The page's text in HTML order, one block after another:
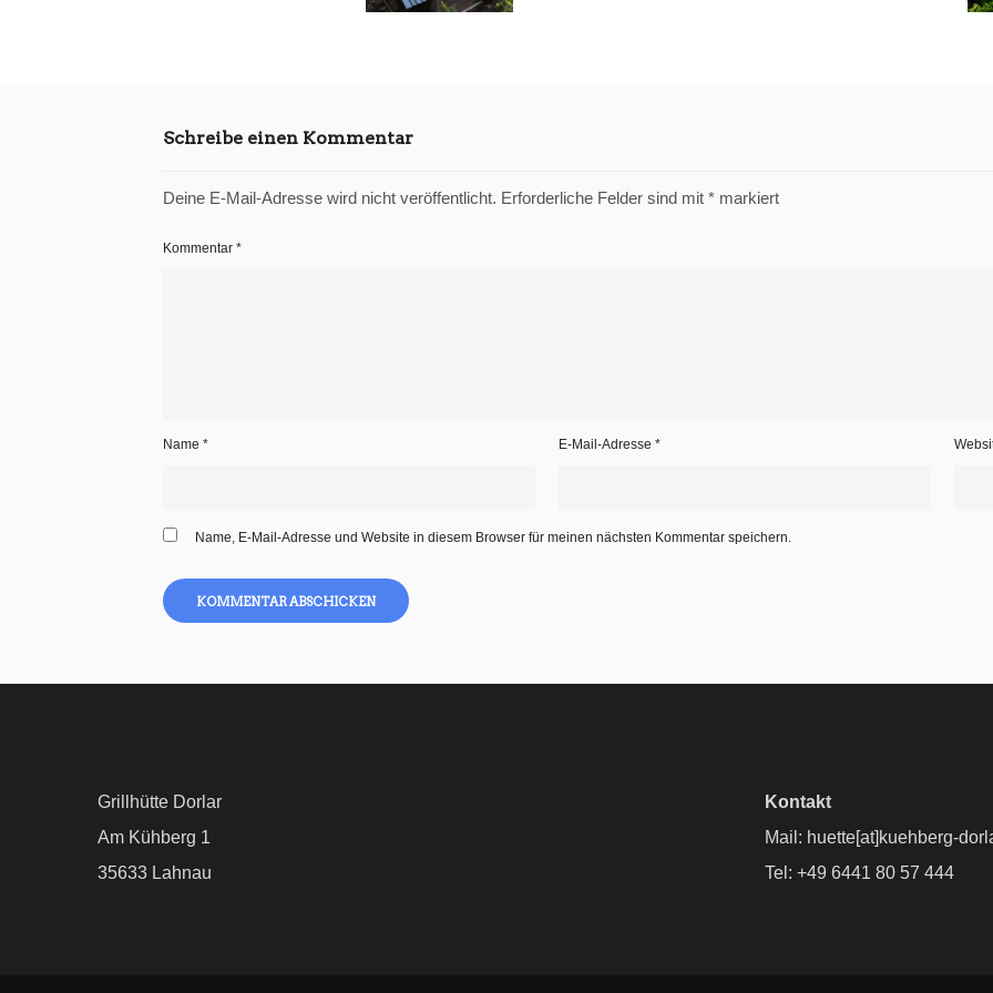
Schreibe einen Kommentar
Deine E-Mail-Adresse wird nicht veröffentlicht. Erforderliche Felder sind mit * markiert
Kommentar *
Name * E-Mail-Adresse *
Name, E-Mail-Adresse und Website in diesem Browser für meinen nächsten Kommentar speichern.
Grillhütte Dorlar
Am Kühberg 1
35633 Lahnau
Kontakt
Mail: huette[at]kuehberg-
Tel: +49 6441 80 57 444